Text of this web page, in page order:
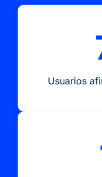
Usuarios